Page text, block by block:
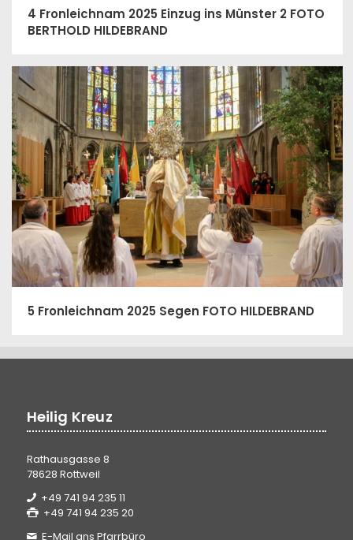
4 Fronleichnam 2025 Einzug ins Münster 2 FOTO
BERTHOLD HILDEBRAND
5 Fronleichnam 2025 Segen FOTO HILDEBRAND
Heilig Kreuz
Rathausgasse 8
78628 Rottweil
+49 741 94 235 11
+49 741 94 235 20
E-Mail ans Pfarrbüro